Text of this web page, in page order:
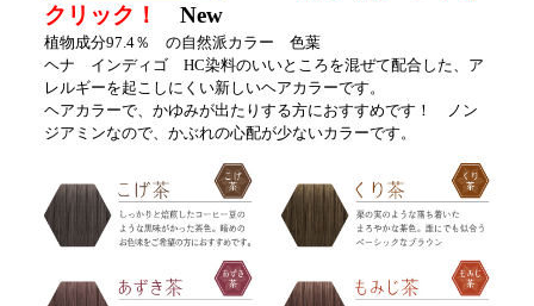
クリック！New
植物成分97.4％ の自然派カラー 色葉
ヘナ インディゴ HC染料のいいところを混ぜて配合した、ア
レルギーを起こしにくい新しいヘアカラーです。
ヘアカラーで、かゆみが出たりする方におすすめです！ ノン
ジアミンなので、かぶれの心配が少ないカラーです。